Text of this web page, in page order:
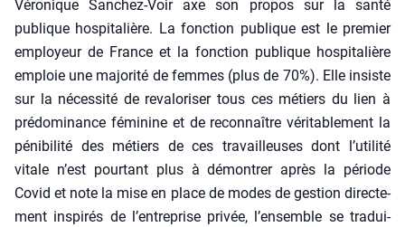
Véro­nique San­chez-Voir axe son pro­pos sur la san­té
publique hos­pi­ta­lière. La fonc­tion publique est le pre­mier
employeur de France et la fonc­tion publique hos­pi­ta­lière
emploie une majo­ri­té de femmes (plus de 70%). Elle insiste
sur la néces­si­té de reva­lo­ri­ser tous ces métiers du lien à
pré­do­mi­nance fémi­nine et de recon­naître véri­ta­ble­ment la
péni­bi­li­té des métiers de ces tra­vailleuses dont l’utilité
vitale n’est pour­tant plus à démon­trer après la période
Covid et note la mise en place de modes de ges­tion direc­te­
ment ins­pi­rés de l’entreprise pri­vée, l’ensemble se tra­dui­